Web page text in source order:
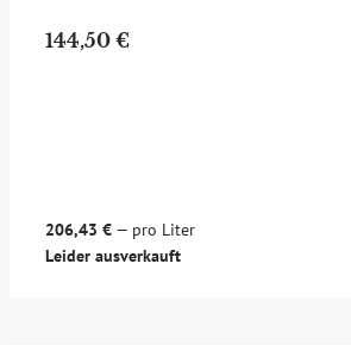
144,50 €
206,43 € — pro Liter
Leider ausverkauft